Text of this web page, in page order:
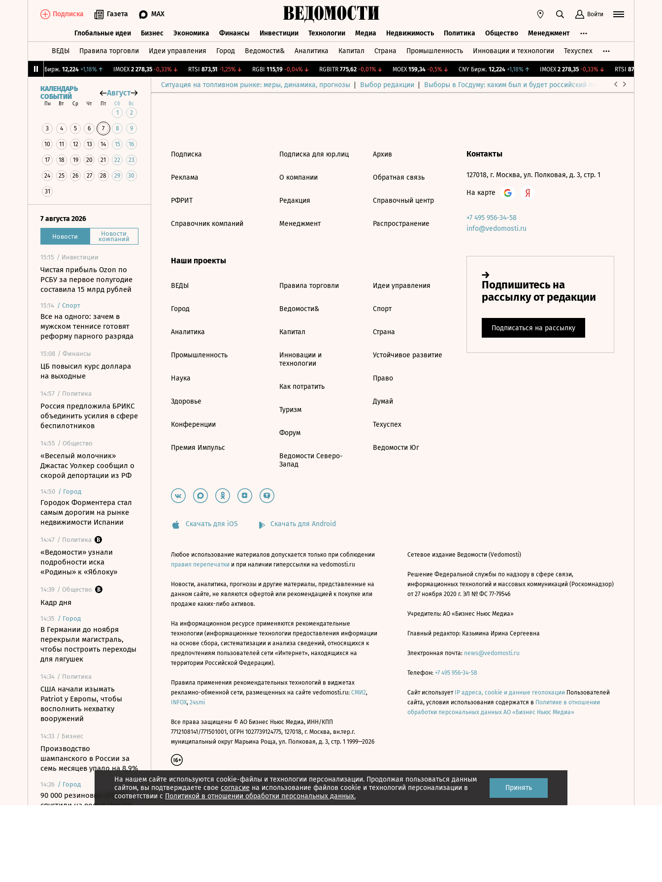
Подписка Газета MAX Войти
Глобальные идеи Бизнес Экономика Финансы Инвестиции Технологии Медиа Недвижимость Политика Общество Менеджмент
ВЕДЫ Правила торговли Идеи управления Город Ведомости& Аналитика Капитал Страна Промышленность Инновации и технологии Техуспех
CNY Бирж. 12,224 +1,18%↑ IMOEX 2 278,35 -0,33%↓ RTSI 873,51 -1,25%↓ RGBI 115,19 -0,04%↓ RGBITR 775,62 -0,01%↓ MOEX 159,34 -0,5%↓ CNY Бирж. 12,224 +1,18%↑ IMOEX 2 278,35 -0,33%↓ RTSI 873,51
Ситуация на топливном рынке: меры, динамика, прогнозы Выбор редакции Выборы в Госдуму: каким был и будет российский парламент
КАЛЕНДАРЬ
СОБЫТИЙ
Август
Пн Вт Ср Чт Пт Сб Вс
1 2
3 4 5 6 7 8 9
10 11 12 13 14 15 16
17 18 19 20 21 22 23
24 25 26 27 28 29 30
31
7 августа 2026
Новости Новости
компаний
15:15 / Инвестиции
Чистая прибыль Ozon по
РСБУ за первое полугодие
составила 15 млрд рублей
15:14 / Спорт
Все на одного: зачем в
мужском теннисе готовят
реформу парного разряда
15:08 / Финансы
ЦБ повысил курс доллара
на выходные
14:57 / Политика
Россия предложила БРИКС
объединить усилия в сфере
беспилотников
14:55 / Общество
«Веселый молочник»
Джастас Уолкер сообщил о
скорой депортации из РФ
14:50 / Город
Городок Форментера стал
самым дорогим на рынке
недвижимости Испании
14:47 / Политика
«Ведомости» узнали
подробности иска
«Родины» к «Яблоку»
14:39 / Общество
Кадр дня
14:35 / Город
В Германии до ноября
перекрыли магистраль,
чтобы построить переходы
для лягушек
14:34 / Политика
США начали изымать
Patriot у Европы, чтобы
восполнить нехватку
вооружений
14:33 / Бизнес
Производство
шампанского в России за
семь месяцев упало на 8,9%
14:26 / Город
90 000 резиновых уточек
спустили на воду в Чикаго
На нашем сайте используются cookie-файлы и технологии персонализации. Продолжая пользоваться данным
сайтом, вы подтверждаете свое согласие на использование файлов cookie и технологий персонализации в
соответствии с Политикой в отношении обработки персональных данных.
Принять
Подписка
Реклама
РФРИТ
Справочник компаний
Подписка для юр.лиц
О компании
Редакция
Менеджмент
Архив
Обратная связь
Справочный центр
Распространение
Наши проекты
ВЕДЫ
Город
Аналитика
Промышленность
Наука
Здоровье
Конференции
Премия Импульс
Правила торговли
Ведомости&
Капитал
Инновации и
технологии
Как потратить
Туризм
Форум
Ведомости Северо-
Запад
Идеи управления
Спорт
Страна
Устойчивое развитие
Право
Думай
Техуспех
Ведомости Юг
Контакты
127018, г. Москва, ул. Полковая, д. 3, стр. 1
На карте
+7 495 956-34-58
info@vedomosti.ru
Скачать для iOS Скачать для Android
Любое использование материалов допускается только при соблюдении
правил перепечатки и при наличии гиперссылки на vedomosti.ru
Новости, аналитика, прогнозы и другие материалы, представленные на
данном сайте, не являются офертой или рекомендацией к покупке или
продаже каких-либо активов.
На информационном ресурсе применяются рекомендательные
технологии (информационные технологии предоставления информации
на основе сбора, систематизации и анализа сведений, относящихся к
предпочтениям пользователей сети «Интернет», находящихся на
территории Российской Федерации).
Правила применения рекомендательных технологий в виджетах
рекламно-обменной сети, размещенных на сайте vedomosti.ru: СМИ2,
INFOX, 24smi
Все права защищены © АО Бизнес Ньюс Медиа, ИНН/КПП
7712108141/771501001, ОГРН 1027739124775, 127018, г. Москва, вн.тер.г.
муниципальный округ Марьина Роща, ул. Полковая, д. 3, стр. 1 1999—2026
Сетевое издание Ведомости (Vedomosti)
Решение Федеральной службы по надзору в сфере связи,
информационных технологий и массовых коммуникаций (Роскомнадзор)
от 27 ноября 2020 г. ЭЛ № ФС 77-79546
Учредитель: АО «Бизнес Ньюс Медиа»
Главный редактор: Казьмина Ирина Сергеевна
Электронная почта: news@vedomosti.ru
Телефон: +7 495 956-34-58
Сайт использует IP адреса, cookie и данные геолокации Пользователей
сайта, условия использования содержатся в Политике в отношении
обработки персональных данных АО «Бизнес Ньюс Медиа»